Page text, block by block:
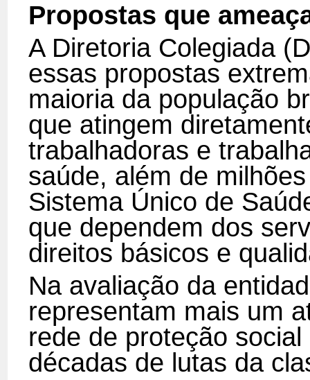
Propostas que
A Diretoria Colegiada
essas propostas
maioria da população
que atingem
trabalhadoras e
saúde, além de
Sistema Único de
que dependem dos
direitos básicos e
Na avaliação da
representam mais um
rede de proteção
décadas de lutas da